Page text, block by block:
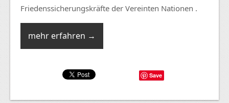
Friedenssicherungskräfte der Vereinten Nationen .
mehr erfahren →
Save